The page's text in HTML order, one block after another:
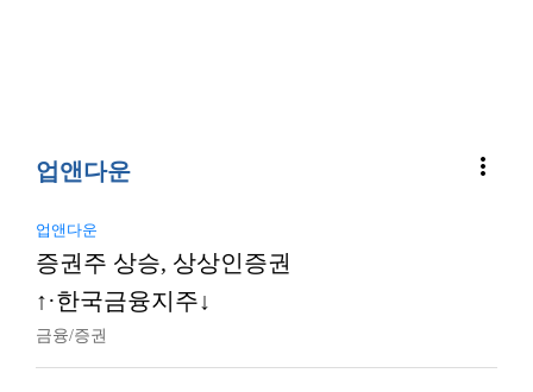
업앤다운 more_vert
업앤다운
증권주 상승, 상상인증권
↑·한국금융지주↓
금융/증권